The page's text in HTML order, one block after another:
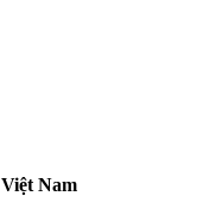
Nam